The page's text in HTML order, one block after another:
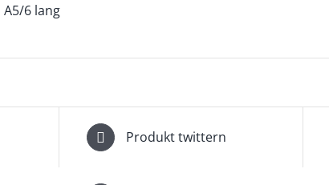
A5/6 lang
Produkt twittern